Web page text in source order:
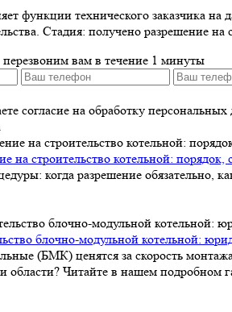
функции технического заказчика на
Стадия: получено разрешение на
вам в течение 1 минуты
согласие на обработку
на строительство котельной:
когда разрешение обязательно,
блочно-модульной котельной:
(БМК) ценятся за скорость
области? Читайте в нашем подробном